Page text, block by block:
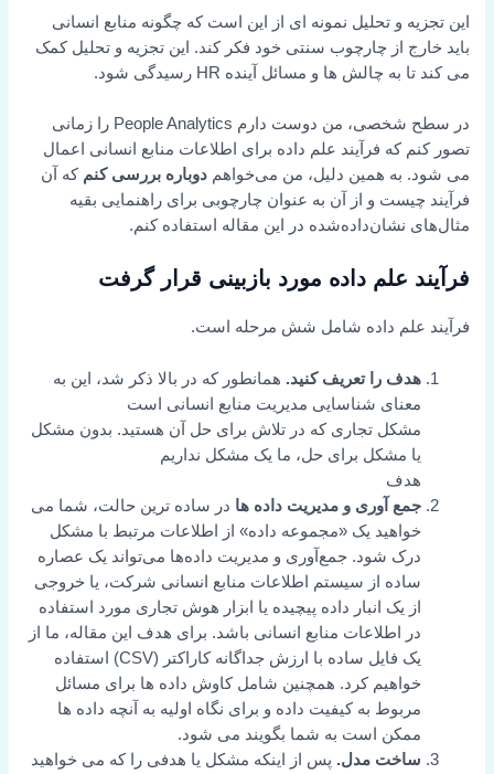
این تجزیه و تحلیل نمونه ای از این است که چگونه منابع انسانی
باید خارج از چارچوب سنتی خود فکر کند. این تجزیه و تحلیل کمک
می کند تا به چالش ها و مسائل آینده HR رسیدگی شود.
در سطح شخصی، من دوست دارم People Analytics را زمانی
تصور کنم که فرآیند علم داده برای اطلاعات منابع انسانی اعمال
می شود. به همین دلیل، من می‌خواهمدوباره بررسی کنم که آن
فرآیند چیست و از آن به عنوان چارچوبی برای راهنمایی بقیه
مثال‌های نشان‌داده‌شده در این مقاله استفاده کنم.
فرآیند علم داده مورد بازبینی قرار گرفت
فرآیند علم داده شامل شش مرحله است.
هدف را تعریف کنید. همانطور که در بالا ذکر شد، این به
معنای شناسایی مدیریت منابع انسانی است
مشکل تجاری که در تلاش برای حل آن هستید. بدون مشکل
یا مشکل برای حل، ما یک مشکل نداریم
هدف
جمع آوری و مدیریت داده ها در ساده ترین حالت، شما می
خواهید یک «مجموعه داده» از اطلاعات مرتبط با مشکل
درک شود. جمع‌آوری و مدیریت داده‌ها می‌تواند یک عصاره
ساده از سیستم اطلاعات منابع انسانی شرکت، یا خروجی
از یک انبار داده پیچیده یا ابزار هوش تجاری مورد استفاده
در اطلاعات منابع انسانی باشد. برای هدف این مقاله، ما از
یک فایل ساده با ارزش جداگانه کاراکتر (CSV) استفاده
خواهیم کرد. همچنین شامل کاوش داده ها برای مسائل
مربوط به کیفیت داده و برای نگاه اولیه به آنچه داده ها
ممکن است به شما بگویند می شود.
ساخت مدل. پس از اینکه مشکل یا هدفی را که می خواهید